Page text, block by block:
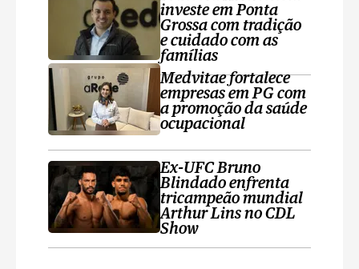
investe em Ponta
Grossa com tradição
e cuidado com as
famílias
Medvitae fortalece
empresas em PG com
a promoção da saúde
ocupacional
Ex-UFC Bruno
Blindado enfrenta
tricampeão mundial
Arthur Lins no CDL
Show